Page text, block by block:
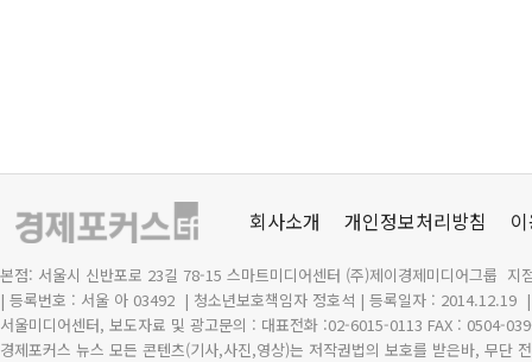
회사소개 개인정보처리방침
본점: 서울시 신반포로 23길 78-15 스마트미디어센터 (주)제이경제미디어그룹 지
| 등록번호 : 서울 아 03492 | 청소년보호책임자 정호석 | 등록일자 : 2014.12.19
서울미디어센터, 보도자료 및 광고문의 : 대표전화 :02-6015-0113 FAX : 0504-
경제포커스 뉴스 모든 콘텐츠(기사,사진,영상)는 저작권법의 보호를 받은바, 무단